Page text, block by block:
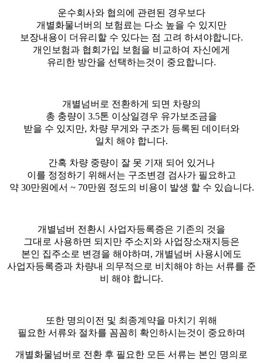
​운수회사와 협의에 관련된 경우보다
개별화물너버의 보험료는 다소 높을 수 있지만
보장내용이 더유리할 수 있다는 점 고려 하셔야합니다.
개인보험과 협회가입 보험을 비교하여 자신에게
유리한 방안을 선택하는것이 중요합니다.
​개별넘버로 전환하게 되면 차량의
총 충량이 3.5톤 이상일경우 유가보조금을
받을 수 있지만, 차량 무게와 구조가 등록된 데이터와
일치 해야 합니다.
​간혹 차량 중량이 잘 못 기재 되어 있거나
이를 정정하기 위해서는 구조변경 검사가 필요하고
약 30만원에서 ~ 70만원 정도의 비용이 발생 할 수 있습니다.
개별넘버 전환시 사업자등록증은 기존의 것을
그대로 사용하면 되지만 주소지와 사업장소재지등은
본인 집주소로 변경을 해야하며, 개별넘버 사용시에도
사업자등록증과 차량내 의무적으로 비치해야 하는 서류를 준
비 해야 합니다.
또한 명의이전 및 최종계약을 마치기 위해
필요한 서류와 절차를 꼼꼼히 확인하시는것이 중요하며
​개별화물넘버로 전환 후 필요한 모든 서류는 본인 명의로